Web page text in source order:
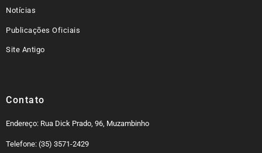
Notícias
Publicações Oficiais
Site Antigo
Contato
Endereço: Rua Dick Prado, 96, Muzambinho
Telefone: (35) 3571-2429